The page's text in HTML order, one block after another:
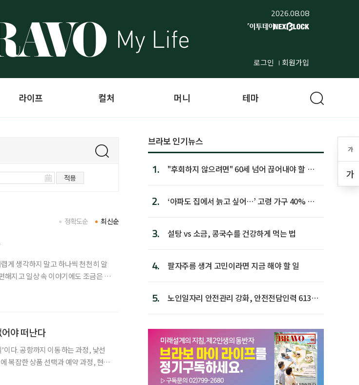
2026.08.08
로그인 회원가입
가
가
라이프 컬처 머니 테마
적용
최신순
정확도순
게 생각하지 말고 하나씩 천천히 알
해지고 일상 속 이야기에도 조금은 젊
야 떠난다
이다. 공항까지 이동하는 과정, 낯선
복잡한 상품 선택과 예약 과정, 현지
브라보 인기뉴스
1.
"후회하지 않으려면" 60세 넘어 끊어내야 할 사
2.
‘아파도 집에서 늙고 싶어…’ 고령 가구 40% 노
3. 설탕 vs 소금, 콩국수를 건강하게 먹는 법
4. 팔자주름 생겨 고민이라면 지금 해야 할 일
5.
노인일자리 안전관리 강화, 안전전담인력 613명